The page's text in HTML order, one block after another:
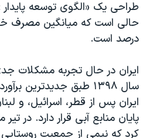
طراحی یک «الگوی توسعه
درصد است.
ایران در حال تجربه مشکلات
سال ۱۳۹۸ طبق جدیدترین
ایران پس از قطر، اسرائیل، و
کرد که نیمی از جمعیت روستایی